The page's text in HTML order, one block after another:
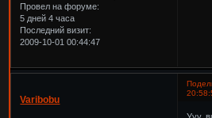
Провел на форуме:
5 дней 4 часа
Последний визит:
2009-10-01 00:44:47
Varibobu